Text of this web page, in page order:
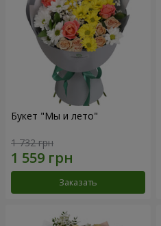
Букет "Мы и лето"
1 732 грн
Заказать